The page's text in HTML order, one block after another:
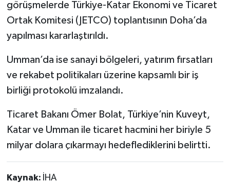
görüşmelerde Türkiye-Katar Ekonomi ve Ticaret
Ortak Komitesi (JETCO) toplantısının Doha’da
yapılması kararlaştırıldı.
Umman’da ise sanayi bölgeleri, yatırım fırsatları
ve rekabet politikaları üzerine kapsamlı bir iş
birliği protokolü imzalandı.
Ticaret Bakanı Ömer Bolat, Türkiye’nin Kuveyt,
Katar ve Umman ile ticaret hacmini her biriyle 5
milyar dolara çıkarmayı hedeflediklerini belirtti.
Kaynak: İHA